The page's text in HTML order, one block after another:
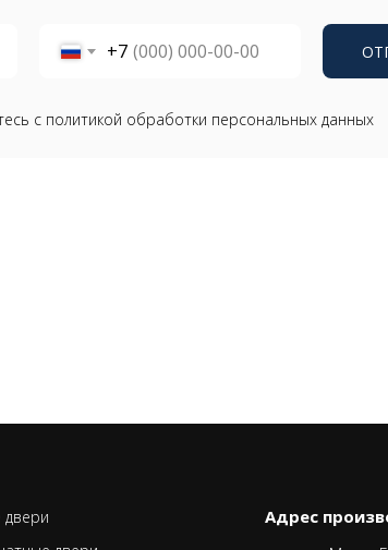
+7
с политикой обработки персональных данных
двери
Адрес